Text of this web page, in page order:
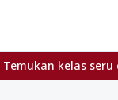
kelas seru dan